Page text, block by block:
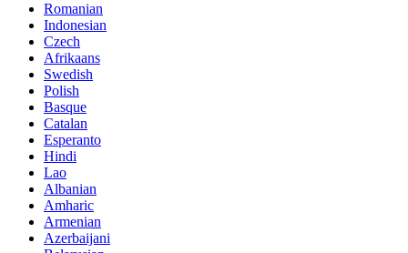
Romanian
Indonesian
Czech
Afrikaans
Swedish
Polish
Basque
Catalan
Esperanto
Hindi
Lao
Albanian
Amharic
Armenian
Azerbaijani